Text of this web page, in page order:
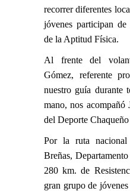
recorrer diferentes
jóvenes participan
de la Aptitud Física.
Al frente del
Gómez, referente
nuestro guía durante
mano, nos
del Deporte
Por la ruta
Breñas,
280 km. de
gran grupo de